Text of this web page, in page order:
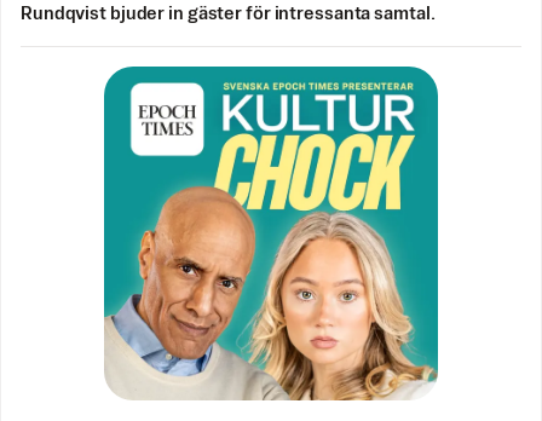
Rundqvist bjuder in gäster för intressanta samtal.